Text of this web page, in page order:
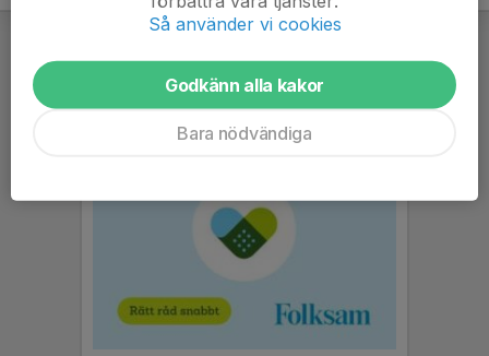
Så använder vi cookies
Godkänn alla kakor
Bara nödvändiga